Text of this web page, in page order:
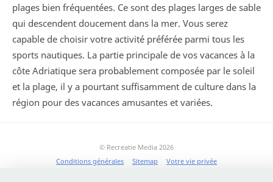
plages bien fréquentées. Ce sont des plages larges de sable
qui descendent doucement dans la mer. Vous serez
capable de choisir votre activité préférée parmi tous les
sports nautiques. La partie principale de vos vacances à la
côte Adriatique sera probablement composée par le soleil
et la plage, il y a pourtant suffisamment de culture dans la
région pour des vacances amusantes et variées.
© Recreatie Media 2026
Conditions générales
Sitemap Votre vie privée